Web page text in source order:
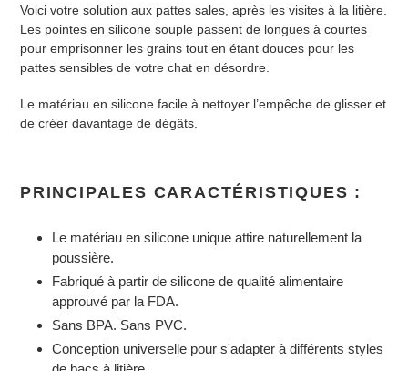
Voici votre solution aux pattes sales, après les visites à la litière.
Les pointes en silicone souple passent de longues à courtes
pour emprisonner les grains tout en étant douces pour les
pattes sensibles de votre chat en désordre.
Le matériau en silicone facile à nettoyer l’empêche de glisser et
de créer davantage de dégâts.
PRINCIPALES CARACTÉRISTIQUES :
Le matériau en silicone unique attire naturellement la
poussière.
Fabriqué à partir de silicone de qualité alimentaire
approuvé par la FDA.
Sans BPA. Sans PVC.
Conception universelle pour s'adapter à différents styles